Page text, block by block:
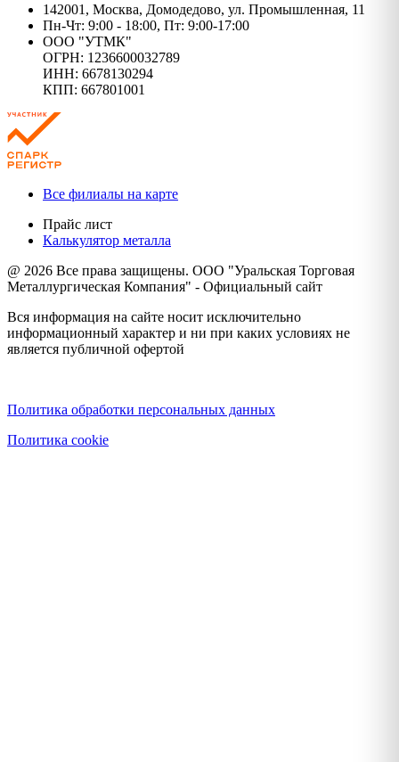
142001, Москва, Домодедово, ул. Промышленная, 11
Пн-Чт: 9:00 - 18:00, Пт: 9:00-17:00
ООО "УТМК"
ОГРН: 1236600032789
ИНН: 6678130294
КПП: 667801001
Все филиалы на карте
Прайс лист
Калькулятор металла
@ 2026 Все права защищены. ООО "Уральская Торговая
Металлургическая Компания" - Официальный сайт
Вся информация на сайте носит исключительно
информационный характер и ни при каких условиях не
является публичной офертой
Политика обработки персональных данных
Политика cookie